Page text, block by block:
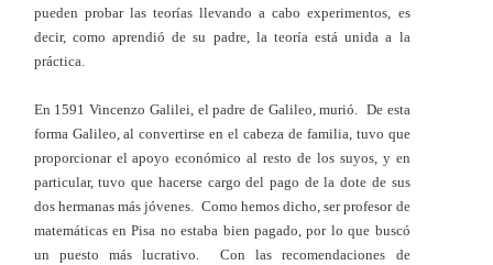
pueden probar las teorías llevando a cabo experimentos, es
decir, como aprendió de su padre, la teoría está unida a la
práctica.
En 1591 Vincenzo Galilei, el padre de Galileo, murió. De esta
forma Galileo, al convertirse en el cabeza de familia, tuvo que
proporcionar el apoyo económico al resto de los suyos, y en
particular, tuvo que hacerse cargo del pago de la dote de sus
dos hermanas más jóvenes. Como hemos dicho, ser profesor de
matemáticas en Pisa no estaba bien pagado, por lo que buscó
un puesto más lucrativo. Con las recomendaciones de